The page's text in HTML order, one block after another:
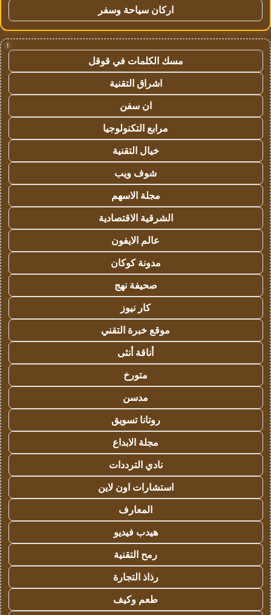
اركان سياحة وسفر
!
مسك الكلمات في قوقل
اشراق التقنية
ان سفن
مرابع التكنولوجيا
خيال التقنية
شوف ويب
مجلة الاسهم
الشرقية الاقتصادية
عالم الايفون
مدونة كوكان
صحيفة نهج
كار نيوز
موقع خبرة التقني
أناقة أنثى
متورخ
مدسن
روتانا تسويق
مجلة الابداع
نادي الترددات
استشارات اون لاين
المعارف
هيدب فيديو
رمح التقنية
رذاذ التجارة
طعم وكيف